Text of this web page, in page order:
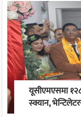
यूसीएमएसमा
स्क्यान,